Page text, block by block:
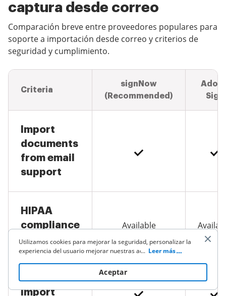
captura desde correo
Comparación breve entre proveedores populares para
soporte a importación desde correo y criterios de
seguridad y cumplimiento.
Criteria
signNow
(Recommended)
Sign
Import
documents
from email
support
HIPAA
compliance
options
Available
Mobile app
import
Utilizamos cookies para mejorar la seguridad, personalizar la
experiencia del usuario mejorar nuestras actividades de
terceros) y para otros usos comerciales. Haz clic
leer nuestra política de cookies. Al hacer clic en "Aceptar"
... Leer más
Aceptar